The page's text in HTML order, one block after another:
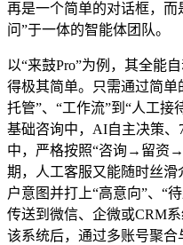
再是一个简单的对话框，而
问”于一体的智能体团队。
以“来鼓Pro”为例，其全能
得极其简单。只需通过简
托管”、“工作流”到“人工接
基础咨询中，AI自主决策、
中，严格按照“咨询→留资→
期，人工客服又能随时丝
户意图并打上“高意向”、“
传送到微信、企微或CRM
该系统后，通过多账号聚